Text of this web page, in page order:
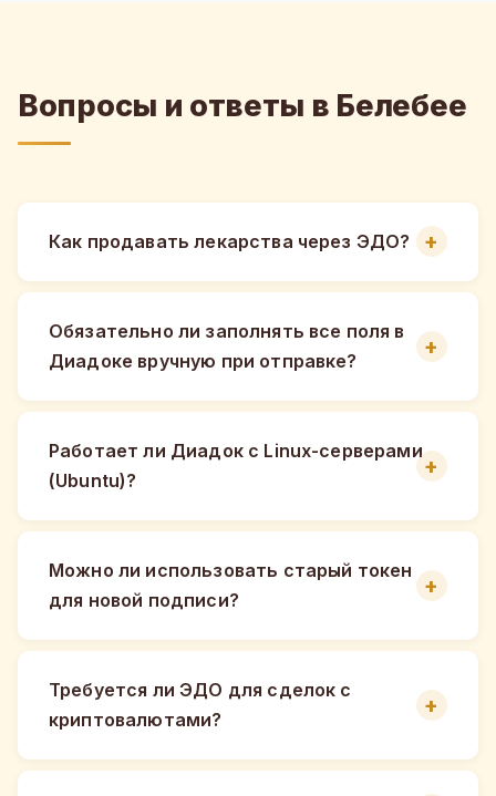
Вопросы и ответы в Белебее
Как продавать лекарства через ЭДО?
Обязательно ли заполнять все поля в
Диадоке вручную при отправке?
Работает ли Диадок с Linux-серверами
(Ubuntu)?
Можно ли использовать старый токен
для новой подписи?
Требуется ли ЭДО для сделок с
криптовалютами?